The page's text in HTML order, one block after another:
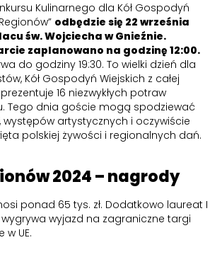
Kulinarnego dla Kół Gospodyń
odbędzie się 22 września
św. Wojciecha w Gnieźnie.
zaplanowano na godzinę 12:00.
do godziny 19:30. To wielki dzień dla
Kół Gospodyń Wiejskich z całej
16 niezwykłych potraw
Tego dnia goście mogą spodziewać
występów artystycznych i oczywiście
polskiej żywości i regionalnych dań.
2024 – nagrody
ponad 65 tys. zł. Dodatkowo laureat I
wyjazd na zagraniczne targi
UE.